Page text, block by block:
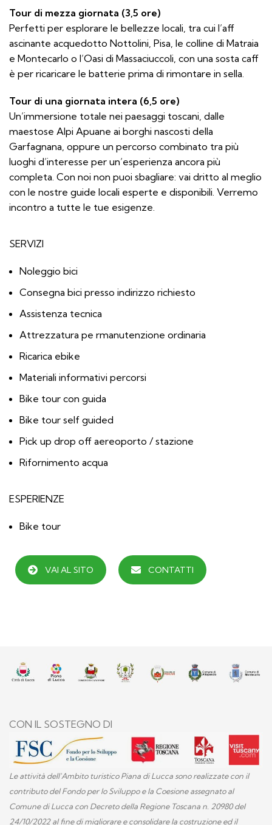
Tour di mezza giornata (3,5 ore)
Perfetti per esplorare le bellezze locali, tra cui l’aff
ascinante acquedotto Nottolini, Pisa, le colline di Matraia
e Montecarlo o l’Oasi di Massaciuccoli, con una sosta caff
è per ricaricare le batterie prima di rimontare in sella.
Tour di una giornata intera (6,5 ore)
Un’immersione totale nei paesaggi toscani, dalle
maestose Alpi Apuane ai borghi nascosti della
Garfagnana, oppure un percorso combinato tra più
luoghi d’interesse per un’esperienza ancora più
completa. Con noi non puoi sbagliare: vai dritto al meglio
con le nostre guide locali esperte e disponibili. Verremo
incontro a tutte le tue esigenze.
SERVIZI
Noleggio bici
Consegna bici presso indirizzo richiesto
Assistenza tecnica
Attrezzatura pe rmanutenzione ordinaria
Ricarica ebike
Materiali informativi percorsi
Bike tour con guida
Bike tour self guided
Pick up drop off aereoporto / stazione
Rifornimento acqua
ESPERIENZE
Bike tour
VAI AL SITO CONTATTI
CON IL SOSTEGNO DI
Le attività dell'Ambito turistico Piana di Lucca sono realizzate con il
contributo del Fondo per lo Sviluppo e la Coesione assegnato al
Comune di Lucca con Decreto della Regione Toscana n. 20980 del
24/10/2022 al fine di migliorare e consolidare la costruzione ed il